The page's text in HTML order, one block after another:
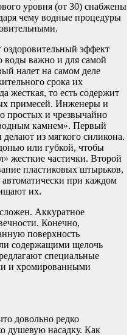
уровня (от 30) снабжены
чему водные процедуры
оздоровительный эффект
воды важно и для самой
налет на самом деле
срока их
жесткая, то есть содержит
примесей. Инженеры и
простых и чрезвычайно
камнем». Первый
из мягкого силикона.
или губкой, чтобы
жесткие частички. Второй
пластиковых штырьков,
при каждом
их.
Аккуратное
Конечно,
поверхность
содержащими щелочь
специальные
и хромированными
довольно редко
душевую насадку. Как